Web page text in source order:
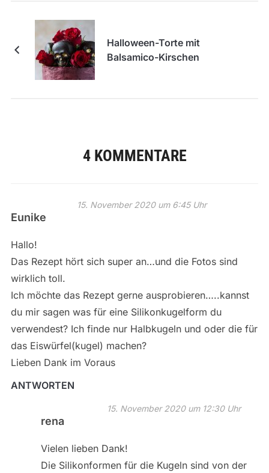
Halloween-Torte mit
Balsamico-Kirschen
4 KOMMENTARE
Eunike
15. November 2020 um 6:45 Uhr
Hallo!
Das Rezept hört sich super an…und die Fotos sind
wirklich toll.
Ich möchte das Rezept gerne ausprobieren…..kannst
du mir sagen was für eine Silikonkugelform du
verwendest? Ich finde nur Halbkugeln und oder die für
das Eiswürfel(kugel) machen?
Lieben Dank im Voraus
ANTWORTEN
rena
15. November 2020 um 12:30 Uhr
Vielen lieben Dank!
Die Silikonformen für die Kugeln sind von der